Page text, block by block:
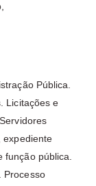
Pública.
Licitações e
expediente
pública.
Processo